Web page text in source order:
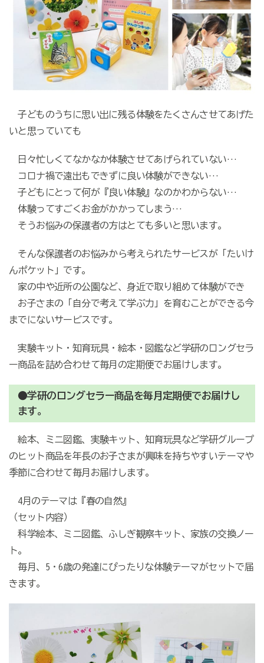
子どものうちに思い出に残る体験をたくさんさせてあげた
いと思っていても
日々忙しくてなかなか体験させてあげられていない…
コロナ禍で遠出もできずに良い体験ができない…
子どもにとって何が『良い体験』なのかわからない…
体験ってすごくお金がかかってしまう…
そうお悩みの保護者の方はとても多いと思います。
そんな保護者のお悩みから考えられたサービスが「たいけ
んポケット」です。
家の中や近所の公園など、身近で取り組めて体験ができ
お子さまの「自分で考えて学ぶ力」を育むことができる今
までにないサービスです。
実験キット・知育玩具・絵本・図鑑など学研のロングセラ
ー商品を詰め合わせて毎月の定期便でお届けします。
●学研のロングセラー商品を毎月定期便でお届けし
ます。
絵本、ミニ図鑑、実験キット、知育玩具など学研グループ
のヒット商品を年長のお子さまが興味を持ちやすいテーマや
季節に合わせて毎月お届けします。
4月のテーマは『春の自然』
（セット内容）
科学絵本、ミニ図鑑、ふしぎ観察キット、家族の交換ノー
ト。
毎月、5・6歳の発達にぴったりな体験テーマがセットで届
きます。